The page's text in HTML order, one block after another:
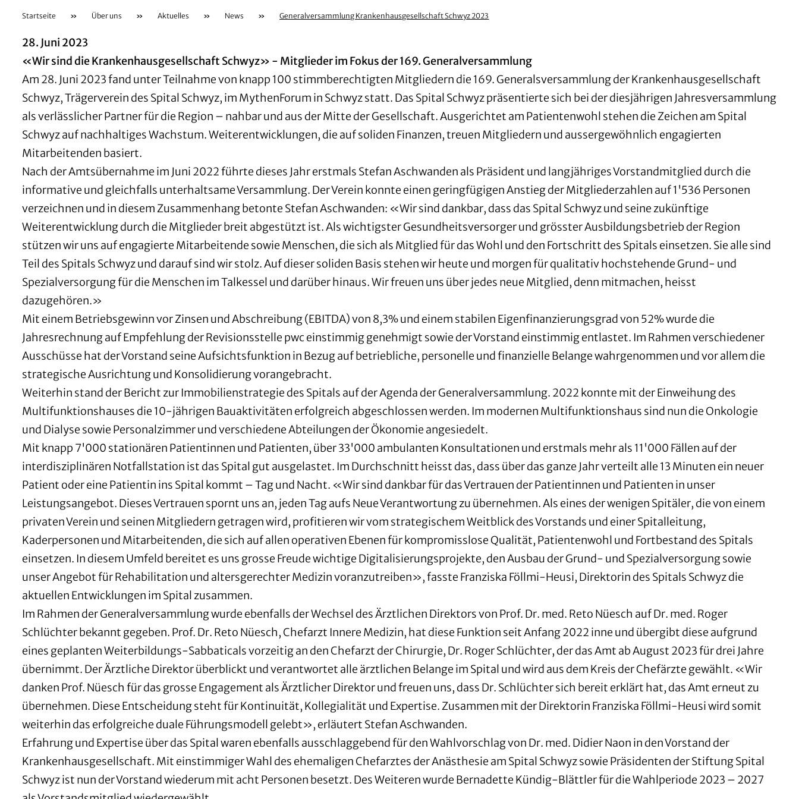
Startseite » Über uns » Aktuelles » News » Generalversammlung Krankenhausgesellschaft Schwyz 2023
28. Juni 2023
«Wir sind die Krankenhausgesellschaft Schwyz» - Mitglieder im Fokus der 169. Generalversammlung
Am 28. Juni 2023 fand unter Teilnahme von knapp 100 stimmberechtigten Mitgliedern die 169. Generalsversammlung der Krankenhausgesellschaft
Schwyz, Trägerverein des Spital Schwyz, im MythenForum in Schwyz statt. Das Spital Schwyz präsentierte sich bei der diesjährigen Jahresversammlung
als verlässlicher Partner für die Region – nahbar und aus der Mitte der Gesellschaft. Ausgerichtet am Patientenwohl stehen die Zeichen am Spital
Schwyz auf nachhaltiges Wachstum. Weiterentwicklungen, die auf soliden Finanzen, treuen Mitgliedern und aussergewöhnlich engagierten
Mitarbeitenden basiert.
Nach der Amtsübernahme im Juni 2022 führte dieses Jahr erstmals Stefan Aschwanden als Präsident und langjähriges Vorstandmitglied durch die
informative und gleichfalls unterhaltsame Versammlung. Der Verein konnte einen geringfügigen Anstieg der Mitgliederzahlen auf 1'536 Personen
verzeichnen und in diesem Zusammenhang betonte Stefan Aschwanden: «Wir sind dankbar, dass das Spital Schwyz und seine zukünftige
Weiterentwicklung durch die Mitglieder breit abgestützt ist. Als wichtigster Gesundheitsversorger und grösster Ausbildungsbetrieb der Region
stützen wir uns auf engagierte Mitarbeitende sowie Menschen, die sich als Mitglied für das Wohl und den Fortschritt des Spitals einsetzen. Sie alle sind
Teil des Spitals Schwyz und darauf sind wir stolz. Auf dieser soliden Basis stehen wir heute und morgen für qualitativ hochstehende Grund- und
Spezialversorgung für die Menschen im Talkessel und darüber hinaus. Wir freuen uns über jedes neue Mitglied, denn mitmachen, heisst
dazugehören.»
Mit einem Betriebsgewinn vor Zinsen und Abschreibung (EBITDA) von 8,3% und einem stabilen Eigenfinanzierungsgrad von 52% wurde die
Jahresrechnung auf Empfehlung der Revisionsstelle pwc einstimmig genehmigt sowie der Vorstand einstimmig entlastet. Im Rahmen verschiedener
Ausschüsse hat der Vorstand seine Aufsichtsfunktion in Bezug auf betriebliche, personelle und finanzielle Belange wahrgenommen und vor allem die
strategische Ausrichtung und Konsolidierung vorangebracht.
Weiterhin stand der Bericht zur Immobilienstrategie des Spitals auf der Agenda der Generalversammlung. 2022 konnte mit der Einweihung des
Multifunktionshauses die 10-jährigen Bauaktivitäten erfolgreich abgeschlossen werden. Im modernen Multifunktionshaus sind nun die Onkologie
und Dialyse sowie Personalzimmer und verschiedene Abteilungen der Ökonomie angesiedelt.
Mit knapp 7'000 stationären Patientinnen und Patienten, über 33'000 ambulanten Konsultationen und erstmals mehr als 11'000 Fällen auf der
interdisziplinären Notfallstation ist das Spital gut ausgelastet. Im Durchschnitt heisst das, dass über das ganze Jahr verteilt alle 13 Minuten ein neuer
Patient oder eine Patientin ins Spital kommt – Tag und Nacht. «Wir sind dankbar für das Vertrauen der Patientinnen und Patienten in unser
Leistungsangebot. Dieses Vertrauen spornt uns an, jeden Tag aufs Neue Verantwortung zu übernehmen. Als eines der wenigen Spitäler, die von einem
privaten Verein und seinen Mitgliedern getragen wird, profitieren wir vom strategischem Weitblick des Vorstands und einer Spitalleitung,
Kaderpersonen und Mitarbeitenden, die sich auf allen operativen Ebenen für kompromisslose Qualität, Patientenwohl und Fortbestand des Spitals
einsetzen. In diesem Umfeld bereitet es uns grosse Freude wichtige Digitalisierungsprojekte, den Ausbau der Grund- und Spezialversorgung sowie
unser Angebot für Rehabilitation und altersgerechter Medizin voranzutreiben», fasste Franziska Föllmi-Heusi, Direktorin des Spitals Schwyz die
aktuellen Entwicklungen im Spital zusammen.
Im Rahmen der Generalversammlung wurde ebenfalls der Wechsel des Ärztlichen Direktors von Prof. Dr. med. Reto Nüesch auf Dr. med. Roger
Schlüchter bekannt gegeben. Prof. Dr. Reto Nüesch, Chefarzt Innere Medizin, hat diese Funktion seit Anfang 2022 inne und übergibt diese aufgrund
eines geplanten Weiterbildungs-Sabbaticals vorzeitig an den Chefarzt der Chirurgie, Dr. Roger Schlüchter, der das Amt ab August 2023 für drei Jahre
übernimmt. Der Ärztliche Direktor überblickt und verantwortet alle ärztlichen Belange im Spital und wird aus dem Kreis der Chefärzte gewählt. «Wir
danken Prof. Nüesch für das grosse Engagement als Ärztlicher Direktor und freuen uns, dass Dr. Schlüchter sich bereit erklärt hat, das Amt erneut zu
übernehmen. Diese Entscheidung steht für Kontinuität, Kollegialität und Expertise. Zusammen mit der Direktorin Franziska Föllmi-Heusi wird somit
weiterhin das erfolgreiche duale Führungsmodell gelebt», erläutert Stefan Aschwanden.
Erfahrung und Expertise über das Spital waren ebenfalls ausschlaggebend für den Wahlvorschlag von Dr. med. Didier Naon in den Vorstand der
Krankenhausgesellschaft. Mit einstimmiger Wahl des ehemaligen Chefarztes der Anästhesie am Spital Schwyz sowie Präsidenten der Stiftung Spital
Schwyz ist nun der Vorstand wiederum mit acht Personen besetzt. Des Weiteren wurde Bernadette Kündig-Blättler für die Wahlperiode 2023 – 2027